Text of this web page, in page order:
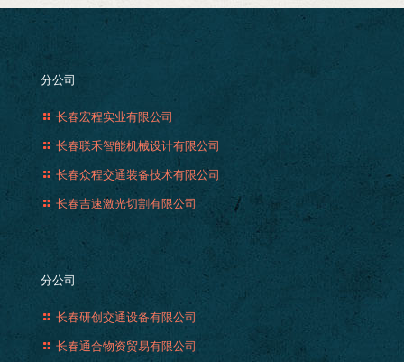
分公司
长春宏程实业有限公司
长春联禾智能机械设计有限公司
长春众程交通装备技术有限公司
长春吉速激光切割有限公司
分公司
长春研创交通设备有限公司
长春通合物资贸易有限公司